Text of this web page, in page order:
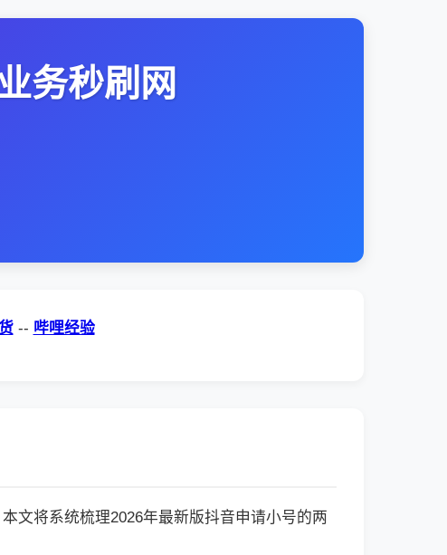
务秒刷网
-- 哔哩经验
文将系统梳理2026年最新版抖音申请小号的两